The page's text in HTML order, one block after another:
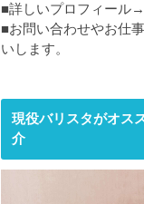
■詳しいプロフィール→
■お問い合わせやお仕
いします。
現役バリスタがオス
介